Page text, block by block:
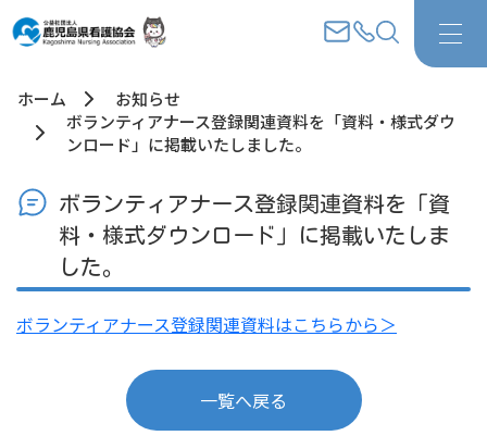
ホーム
お知らせ
ボランティアナース登録関連資料を「資料・様式ダウ
ンロード」に掲載いたしました。
ボランティアナース登録関連資料を「資
料・様式ダウンロード」に掲載いたしま
した。
ボランティアナース登録関連資料はこちらから＞
一覧へ戻る